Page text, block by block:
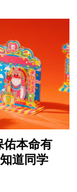
佑本命有
道同学